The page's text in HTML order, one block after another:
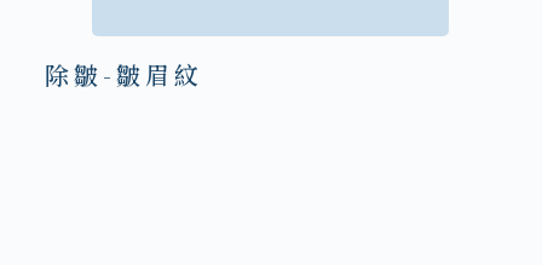
除皺-皺眉紋